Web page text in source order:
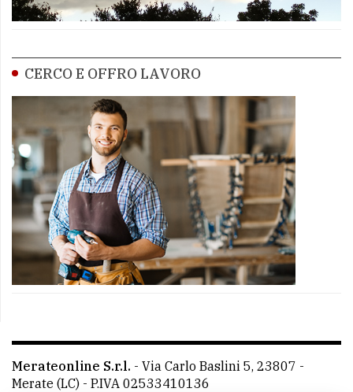
CERCO E OFFRO LAVORO
Merateonline S.r.l. - Via Carlo Baslini 5, 23807 -
Merate (LC) - P.IVA 02533410136